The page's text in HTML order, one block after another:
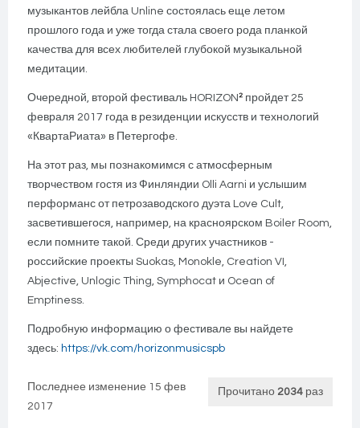
музыкантов лейбла Unline состоялась еще летом
прошлого года и уже тогда стала своего рода планкой
качества для всех любителей глубокой музыкальной
медитации.
Очередной, второй фестиваль HORIZON² пройдет 25
февраля 2017 года в резиденции искусств и технологий
«КвартаРиата» в Петергофе.
На этот раз, мы познакомимся с атмосферным
творчеством гостя из Финляндии Olli Aarni и услышим
перформанс от петрозаводского дуэта Love Cult,
засветившегося, например, на красноярском Boiler Room,
если помните такой. Среди других участников -
российские проекты Suokas, Monokle, Creation VI,
Abjective, Unlogic Thing, Symphocat и Ocean of
Emptiness.
Подробную информацию о фестивале вы найдете
здесь: https://vk.com/horizonmusicspb
Прочитано 2034 раз
Последнее изменение 15 фев
2017